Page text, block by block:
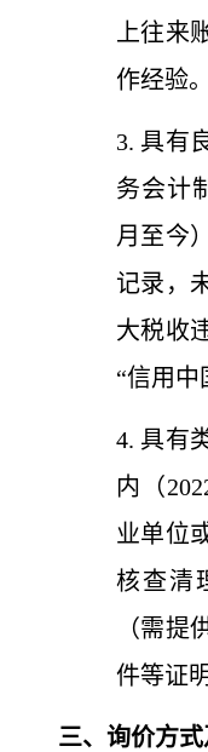
上往来
作经验。
3. 具有
务会计
月至今
记录，
大税收
“信用中
4. 具有
内（
业单位
核查清
（需提
件等证
三、询价方